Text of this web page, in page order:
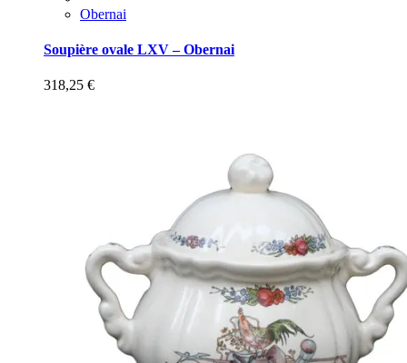
Obernai
Soupière ovale LXV – Obernai
318,25 €